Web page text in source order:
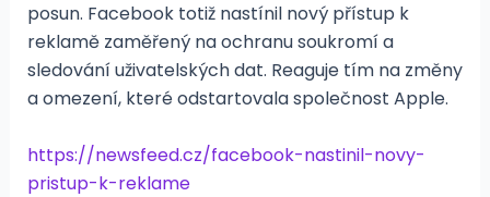
posun. Facebook totiž nastínil nový přístup k
reklamě zaměřený na ochranu soukromí a
sledování uživatelských dat. Reaguje tím na změny
a omezení, které odstartovala společnost Apple.
https://newsfeed.cz/facebook-nastinil-novy-
pristup-k-reklame